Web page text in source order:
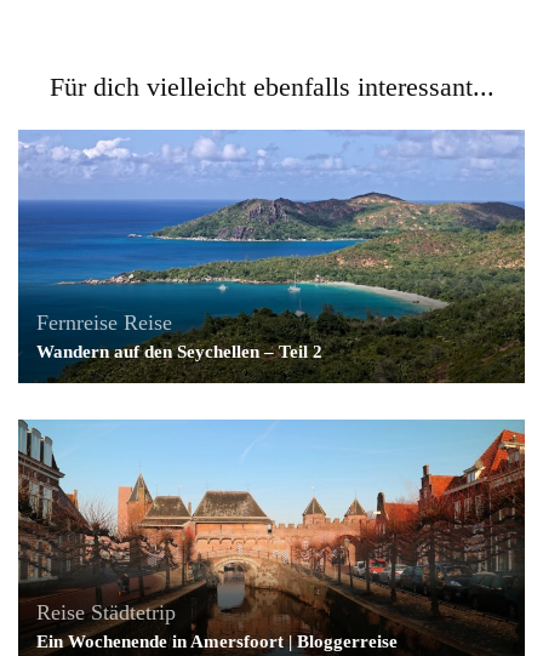
Für dich vielleicht ebenfalls interessant...
Fernreise Reise
Wandern auf den Seychellen – Teil 2
Reise Städtetrip
Ein Wochenende in Amersfoort | Bloggerreise